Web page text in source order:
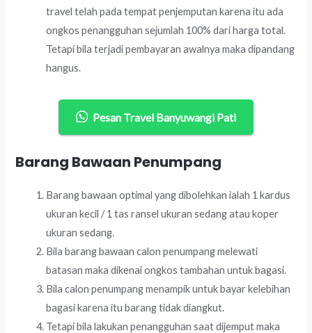
travel telah pada tempat penjemputan karena itu ada
ongkos penangguhan sejumlah 100% dari harga total.
Tetapi bila terjadi pembayaran awalnya maka dipandang
hangus.
Pesan Travel Banyuwangi Pati
Barang Bawaan Penumpang
Barang bawaan optimal yang dibolehkan ialah 1 kardus
ukuran kecil / 1 tas ransel ukuran sedang atau koper
ukuran sedang.
Bila barang bawaan calon penumpang melewati
batasan maka dikenai ongkos tambahan untuk bagasi.
Bila calon penumpang menampik untuk bayar kelebihan
bagasi karena itu barang tidak diangkut.
Tetapi bila lakukan penangguhan saat dijemput maka